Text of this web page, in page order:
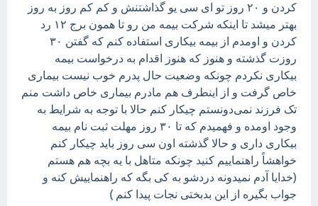
کردن و ۲۰ روز تو ای سی یو گذاشتنش و کم کم روز به روز
بهتر میشد تا اینکه شرکت بیمه من رو تا همون برج ۱۲ رد
کردن و اومدم از بیمه بیکاری استفاده کنم که گفتن ۳۰
روزت گذشته و هنوز که هنوز اقدام به درخواست بیمه
بیکاری نکردم چونکه وضعیت حال پدرم خوب نیست بیماری
خاص گرفت و از اینطرف هم مادرم بیماری خاص داشت منم
تک فرزند نمی‌دونستم چیکار کنم حالا با توجه به شرایط به
وجود اومده و فهمیدم که تا ۳۰ روز مهلت ثبت نام بیمه
بیکاری داری و حالا گذشته اون سی روز باید چیکار کنم
خواهشاً راهنماییم کنید چونکه متاهل با یه بچه هم هستم
(خدایا آدم نمیدونه دردشو به کی بگه که راهنماییش کنه و
جواب بگیره از این بدبختی نجات پیدا کنم )